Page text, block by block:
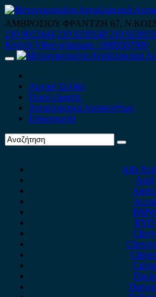
Skip
to
content
ΑΜΒΡΟΣΙΟΥ ΦΡΑΝΤΖΗ 67,
210 9012444 210 9239148 210
Κινητό-Viber-whatsapp : 6980507900
Primary
Αρχική Σελίδα
Ποιοί είμαστε
Ανταλλακτικά Αυτοκινήτων
Επικοινωνία
Alfa
Audi
Austin
Acura
BMW
BYD
Chery
Cupra
Dacia